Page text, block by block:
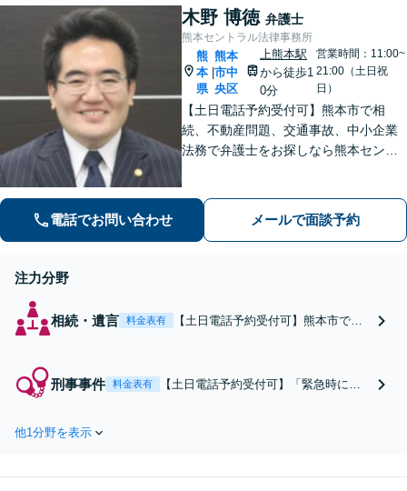
木野 博徳 弁護士
熊本セントラル法律事務所
熊
本
県
熊本
市中
央区
上熊本駅
から徒歩1
0分
営業時間：11:00~
21:00（土日祝
日）
【土日電話予約受付可】熊本市で相
続、不動産問題、交通事故、中小企業
法務で弁護士をお探しなら熊本セント
受付可】【休日・夜間相談可】
電話でお問い合わせ メールで面談予約
注力分野
相続・遺言 料金表有
【土日電話予約受付可】熊本市で相
的対立を避けながら適切な解決を目
刑事事件 料金表有
【土日電話予約受付可】「緊急時には
の迅速サポート【LINE24時間予約受付
他1分野を表示